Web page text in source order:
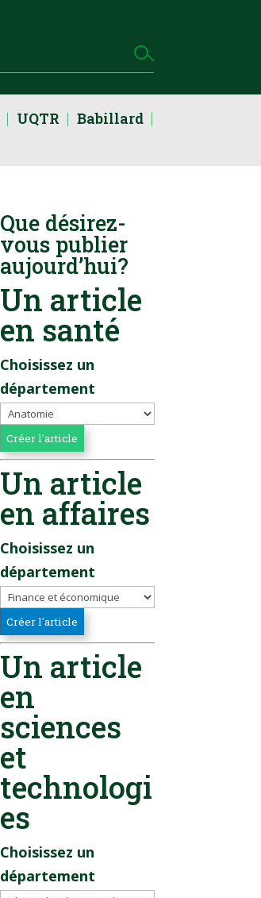
UQTR
Babillard
Que désirez-
vous publier
aujourd’hui?
Un article
en santé
Choisissez un
département
Un article
en affaires
Choisissez un
département
Un article
en
sciences
et
technologi
es
Choisissez un
département